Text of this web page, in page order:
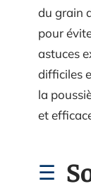
du grain
pour
astuces
difficiles
la
et